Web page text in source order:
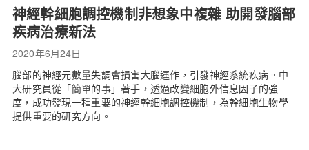
神經幹細胞調控機制非想象中複雜 助開發腦部
疾病治療新法
2020年6月24日
腦部的神經元數量失調會損害大腦運作，引發神經系統疾病。中
大研究員從「簡單的事」著手，透過改變細胞外信息因子的強
度，成功發現一種重要的神經幹細胞調控機制，為幹細胞生物學
提供重要的研究方向。